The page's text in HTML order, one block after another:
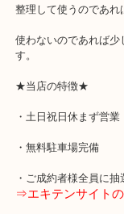
使ってないから外見
本当にもったいない
長い間ご愛用されて
めしております。
整理して使うのであ
使わないのであれ
す。